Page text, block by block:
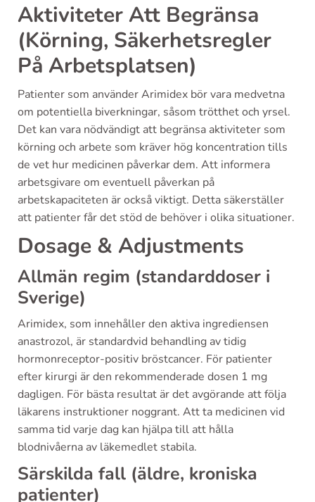
Aktiviteter Att Begränsa
(Körning, Säkerhetsregler
På Arbetsplatsen)
Patienter som använder Arimidex bör vara medvetna
om potentiella biverkningar, såsom trötthet och yrsel.
Det kan vara nödvändigt att begränsa aktiviteter som
körning och arbete som kräver hög koncentration tills
de vet hur medicinen påverkar dem. Att informera
arbetsgivare om eventuell påverkan på
arbetskapaciteten är också viktigt. Detta säkerställer
att patienter får det stöd de behöver i olika situationer.
Dosage & Adjustments
Allmän regim (standarddoser i
Sverige)
Arimidex, som innehåller den aktiva ingrediensen
anastrozol, är standardvid behandling av tidig
hormonreceptor-positiv bröstcancer. För patienter
efter kirurgi är den rekommenderade dosen 1 mg
dagligen. För bästa resultat är det avgörande att följa
läkarens instruktioner noggrant. Att ta medicinen vid
samma tid varje dag kan hjälpa till att hålla
blodnivåerna av läkemedlet stabila.
Särskilda fall (äldre, kroniska
patienter)